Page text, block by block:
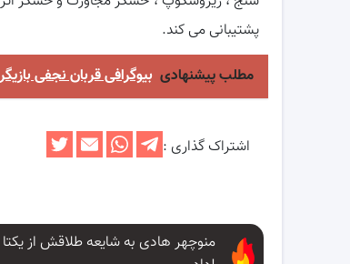
پشتیبانی می کند.
مطلب پیشنهادی بیوگرافی قربان نجفی
اشتراک گذاری :
منوچهر هادی به شایعه طلاقش از